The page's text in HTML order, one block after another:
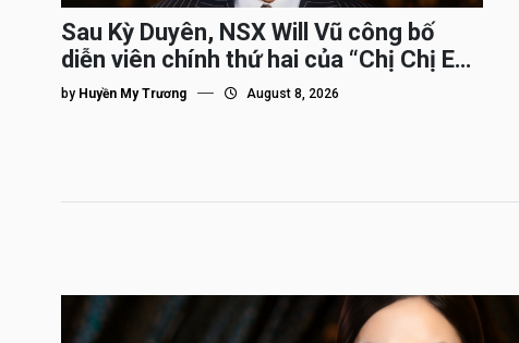
Sau Kỳ Duyên, NSX Will Vũ công bố
diễn viên chính thứ hai của “Chị Chị Em
Em 3″
by Huyền My Trương August 8, 2026